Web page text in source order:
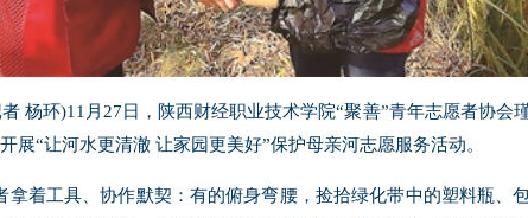
杨环)11月27日，陕西财经职业技术学院“聚善”青年志愿者协会
展“让河水更清澈 让家园更美好”保护母亲河志愿服务活动。
拿着工具、协作默契：有的俯身弯腰，捡拾绿化带中的塑料瓶、